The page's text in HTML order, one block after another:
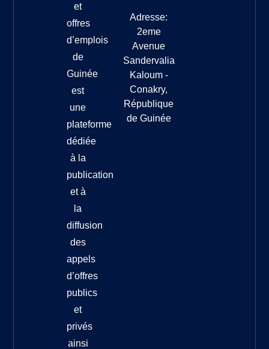
et
offres
d’emplois
de
Guinée
est
une
plateforme
dédiée
à la
publication
et à
la
diffusion
des
appels
d’offres
publics
et
privés
ainsi
Adresse:
2eme
Avenue
Sandervalia
Kaloum -
Conakry,
République
de Guinée